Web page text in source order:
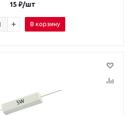
15 ₽/шт
В корзину